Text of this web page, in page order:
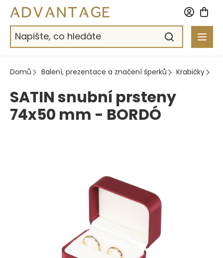
Přejít
obsah
Domů Balení, prezentace a značení šperků Krabičky
SATIN snubní prsteny
74x50 mm - BORDÓ